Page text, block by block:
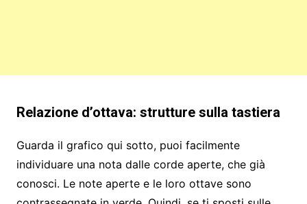
Relazione d’ottava: strutture sulla tastiera
Guarda il grafico qui sotto, puoi facilmente
individuare una nota dalle corde aperte, che già
conosci. Le note aperte e le loro ottave sono